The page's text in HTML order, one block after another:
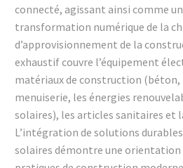
connecté, agissant ainsi comme
transformation numérique de la
d’approvisionnement de la
exhaustif couvre l’équipement
matériaux de construction
menuiserie, les énergies
solaires), les articles sanitaires et
L’intégration de solutions
solaires démontre une orientation